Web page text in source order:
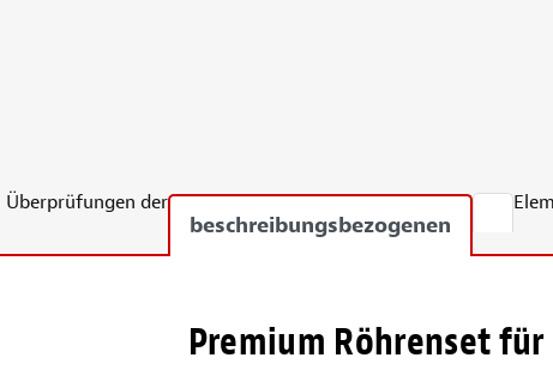
Überprüfungen der
beschreibungsbezogenen
Premium Röhrenset für